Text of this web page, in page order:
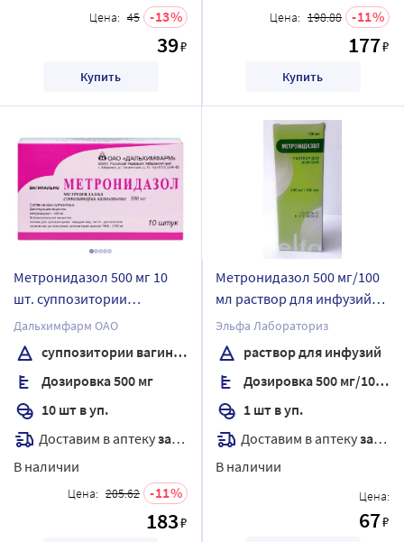
Цена: 45 13
39₽
Купить
Цена: 198.88 11
177₽
Купить
Метронидазол 500 мг 10
шт. суппозитории
вагинальные
Дальхимфарм ОАО
суппозитории вагинальные
Дозировка 500 мг
10 шт в уп.
Доставим в аптекузавтра
В наличии
Цена: 205.62 11
183₽
Метронидазол 500 мг/100
мл раствор для инфузий
100 мл флакон 1 шт.
Эльфа Лабораториз
раствор для инфузий
Дозировка 500 мг/100 мл
1 шт в уп.
Доставим в аптекузавтра
В наличии
Цена:
67₽